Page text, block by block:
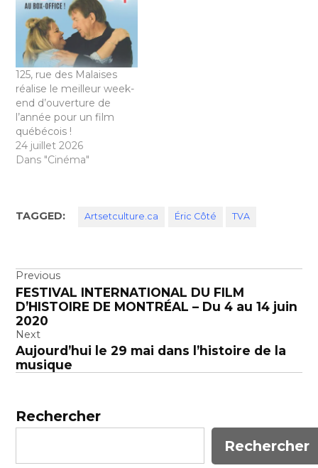
125, rue des Malaises
réalise le meilleur week-
end d’ouverture de
l’année pour un film
québécois !
24 juillet 2026
Dans "Cinéma"
TAGGED: Artsetculture.ca Éric Côté TVA
Navigation
de
l’article
Previous
FESTIVAL INTERNATIONAL DU FILM
D’HISTOIRE DE MONTRÉAL – Du 4 au 14 juin
2020
Next
Aujourd’hui le 29 mai dans l’histoire de la
musique
Rechercher
Rechercher